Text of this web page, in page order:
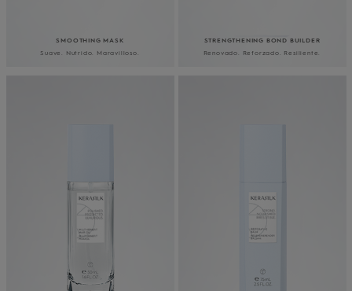
SMOOTHING MASK
Suave. Nutrido. Maravilloso.
STRENGTHENING BOND BUILDER
Renovado. Reforzado. Resiliente.